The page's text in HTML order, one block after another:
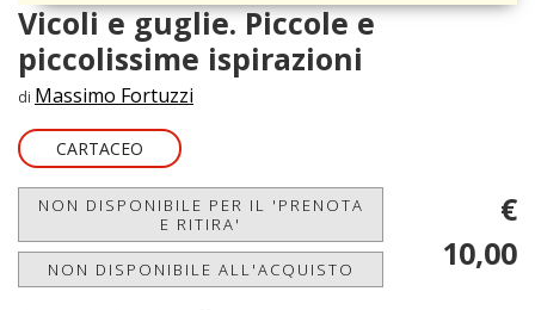
Vicoli e guglie. Piccole e
piccolissime ispirazioni
di Massimo Fortuzzi
CARTACEO
NON DISPONIBILE PER IL 'PRENOTA
E RITIRA'
NON DISPONIBILE ALL'ACQUISTO
€
10,00